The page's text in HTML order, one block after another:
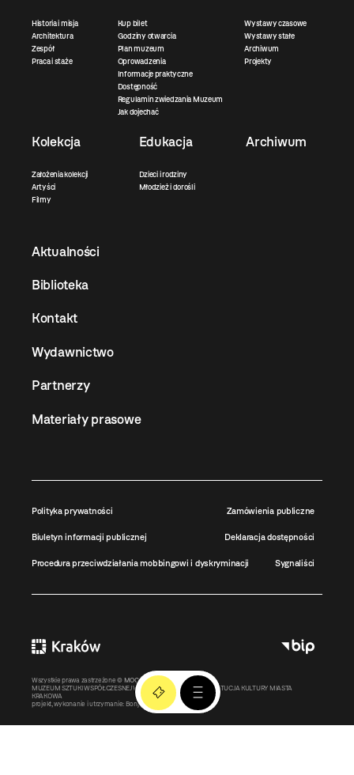
Historia i misja
Architektura
Zespół
Praca i staże
Kup bilet
Godziny otwarcia
Plan muzeum
Oprowadzenia
Informacje praktyczne
Dostępność
Regulamin zwiedzania Muzeum
Jak dojechać
Wystawy czasowe
Wystawy stałe
Archiwum
Projekty
Kolekcja
Założenia kolekcji
Artyści
Filmy
Edukacja
Dzieci i rodziny
Młodzież i dorośli
Archiwum
Aktualności
Biblioteka
Kontakt
Wydawnictwo
Partnerzy
Materiały prasowe
Polityka prywatności Zamówienia publiczne
Biuletyn informacji publicznej Deklaracja dostępności
Procedura przeciwdziałania mobbingowi i dyskryminacji Sygnaliści
Wszystkie prawa zastrzeżone © MOCAK2011-2026
MUZEUM SZTUKI WSPÓŁCZESNEJ W KRAKOWIE MOCAK – INSTYTUCJA KULTURY MIASTA
KRAKOWA
projekt, wykonanie i utrzymanie: Bonjour.pl